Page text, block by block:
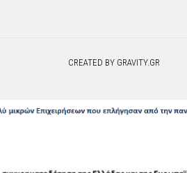
CREATED BY GRAVITY.GR